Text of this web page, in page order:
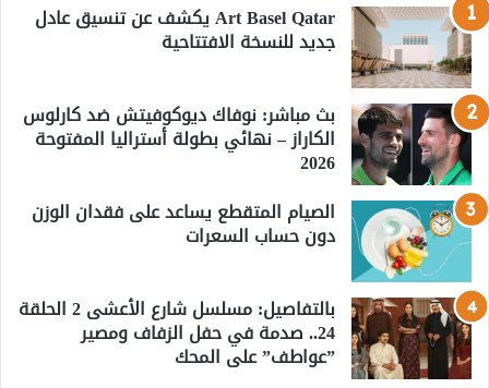
Art Basel Qatar يكشف عن تنسيق عادل
جديد للنسخة الافتتاحية
بث مباشر: نوفاك ديوكوفيتش ضد كارلوس
الكاراز – نهائي بطولة أستراليا المفتوحة
2026
الصيام المتقطع يساعد على فقدان الوزن
دون حساب السعرات
بالتفاصيل: مسلسل شارع الأعشى 2 الحلقة
24.. صدمة في حفل الزفاف ومصير
”عواطف” على المحك